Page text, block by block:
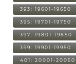
393: 19601-19650
395: 19701-19750
397: 19801-19850
399: 19901-19950
401: 20001-20050